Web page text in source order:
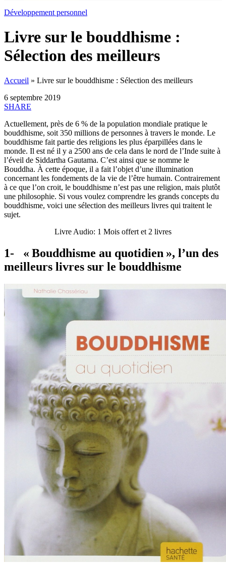
Développement personnel
Livre sur le bouddhisme :
Sélection des meilleurs
Accueil » Livre sur le bouddhisme : Sélection des meilleurs
6 septembre 2019
SHARE
Actuellement, près de 6 % de la population mondiale pratique le
bouddhisme, soit 350 millions de personnes à travers le monde. Le
bouddhisme fait partie des religions les plus éparpillées dans le
monde. Il est né il y a 2500 ans de cela dans le nord de l’Inde suite à
l’éveil de Siddartha Gautama. C’est ainsi que se nomme le
Bouddha. À cette époque, il a fait l’objet d’une illumination
concernant les fondements de la vie de l’être humain. Contrairement
à ce que l’on croit, le bouddhisme n’est pas une religion, mais plutôt
une philosophie. Si vous voulez comprendre les grands concepts du
bouddhisme, voici une sélection des meilleurs livres qui traitent le
sujet.
Livre Audio: 1 Mois offert et 2 livres
1- « Bouddhisme au quotidien », l’un des
meilleurs livres sur le bouddhisme